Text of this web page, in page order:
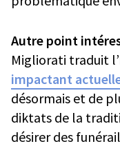
Autre point
Migliorati traduit
impactant
désormais et de
diktats de la
désirer des